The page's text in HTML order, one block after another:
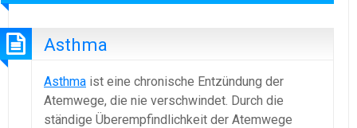
Asthma
Asthma ist eine chronische Entzündung der
Atemwege, die nie verschwindet. Durch die
ständige Überempfindlichkeit der Atemwege